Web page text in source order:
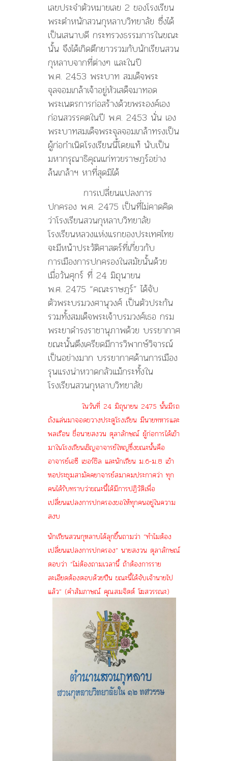
เลขประจำตัวหมายเลข 2 ของโรงเรียน
พระตำหนักสวนกุหลาบวิทยาลัย ซึ่งได้
เป็นเสนาบดี กระทรวงธรรมการในขณะ
นั้น จึงได้เกิดตึกยาวรวมกับนักเรียนสวน
กุหลาบจากที่ต่างๆ และในปี
พ.ศ. 2453 พระบาท สมเด็จพระ
จุลจอมเกล้าเจ้าอยู่หัวเสด็จมาทอด
พระเนตรการก่อสร้างด้วยพระองค์เอง
ก่อนสวรรคตในปี พ.ศ. 2453 นั่น เอง
พระบาทสมเด็จพระจุลจอมเกล้าทรงเป็น
ผู้ก่อกำเนิดโรงเรียนนี้โดยแท้ นับเป็น
มหากรุณาธิคุณแก่ทวยราษฎร์อย่าง
ล้นเกล้าฯ หาที่สุดมิได้
การเปลี่ยนแปลงการ
ปกครอง พ.ศ. 2475 เป็นที่ไม่คาดคิด
ว่าโรงเรียนสวนกุหลาบวิทยาลัย
โรงเรียนหลวงแห่งแรกของประเทศไทย
จะมีหน้าประวัติศาสตร์ที่เกี่ยวกับ
การเมืองการปกครองในสมัยนั้นด้วย
เมื่อวันศุกร์ ที่ 24 มิถุนายน
พ.ศ. 2475 “คณะราษฎร์” ได้จับ
ตัวพระบรมวงศานุวงศ์ เป็นตัวประกัน
รวมทั้งสมเด็จพระเจ้าบรมวงศ์เธอ กรม
พระยาดำรงราชานุภาพด้วย บรรยากาศ
ขณะนั้นตึงเครียดมีการวิพากษ์วิจารณ์
เป็นอย่างมาก บรรยากาศด้านการเมือง
รุนแรงน่าหวาดกลัวแม้กระทั้งใน
โรงเรียนสวนกุหลาบวิทยาลัย
ในวันที่ 24 มิถุนายน 2475 นั้นมีรถ
ถังแล่นมาจอดขวางประตูโรงเรียน มีนายทหารและ
พลเรือน ชื่อนายสงวน ตุลาลักษณ์ ผู้ก่อการได้เข้า
มาในโรงเรียนเชิญอาจารย์ใหญ่ซึ่งขณะนั้นคือ
อาจารย์เอซี เชอร์ชิล และนักเรียน ม.6-ม.8 เข้า
หอประชุมสามัคคยาจารย์สมาคมประกาศว่า ทุก
คนได้รับทราบว่าขณะนี้ได้มีการปฏิวัติเพื่อ
เปลี่ยนแปลงการปกครองขอให้ทุกคนอยู่ในความ
สงบ
นักเรียนสวนกุหลาบได้ลุกขึ้นถามว่า “ทำไมต้อง
เปลี่ยนแปลงการปกครอง” นายสงวน ตุลาลักษณ์
ตอบว่า “ไม่ต้องถามเวลานี้ ถ้าต้องการราย
ละเอียดต้องตอบด้วยปืน ขณะนี้ได้จับเจ้านายไป
แล้ว” (คำสัมภาษณ์ คุณสมจิตต์ โฆสวรรณะ)